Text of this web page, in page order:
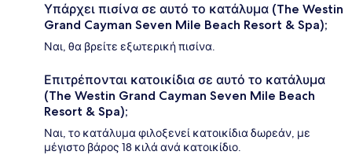
Υπάρχει πισίνα σε αυτό το κατάλυμα (The Westin
Grand Cayman Seven Mile Beach Resort & Spa);
Ναι, θα βρείτε εξωτερική πισίνα.
Επιτρέπονται κατοικίδια σε αυτό το κατάλυμα
(The Westin Grand Cayman Seven Mile Beach
Resort & Spa);
Ναι, το κατάλυμα φιλοξενεί κατοικίδια δωρεάν, με
μέγιστο βάρος 18 κιλά ανά κατοικίδιο.